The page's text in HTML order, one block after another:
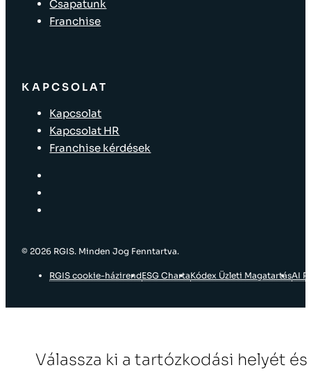
Csapatunk
Franchise
KAPCSOLAT
Kapcsolat
Kapcsolat HR
Franchise kérdések
© 2026 RGIS. Minden Jog Fenntartva.
RGIS cookie-házirendESG ChartaKódex Üzleti MagatartásAI
Válassza ki a tartózkodási helyét